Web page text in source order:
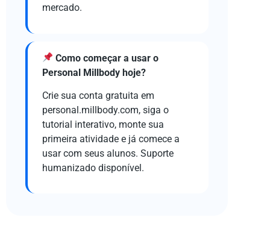
mercado.
Como começar a usar o
Personal Millbody hoje?
Crie sua conta gratuita em
personal.millbody.com, siga o
tutorial interativo, monte sua
primeira atividade e já comece a
usar com seus alunos. Suporte
humanizado disponível.